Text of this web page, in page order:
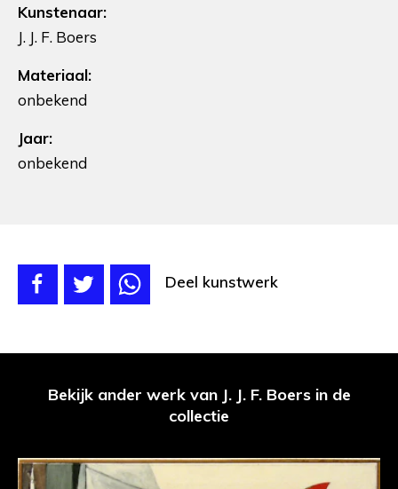
Kunstenaar:
J. J. F. Boers
Materiaal:
onbekend
Jaar:
onbekend
Deel kunstwerk
Bekijk ander werk van J. J. F. Boers in de
collectie